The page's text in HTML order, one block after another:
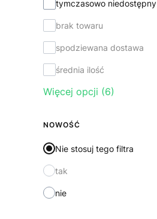
tymczasowo niedostępny
brak towaru
spodziewana dostawa
średnia ilość
Więcej opcji (6)
NOWOŚĆ
Nie stosuj tego filtra
tak
nie